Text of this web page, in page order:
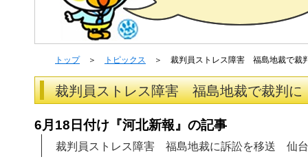
トップ＞ トピックス ＞ 裁判員ストレス障害 福島地裁で裁
裁判員ストレス障害 福島地裁で裁判に
6月18日付け『河北新報』の記事
裁判員ストレス障害 福島地裁に訴訟を移送 仙